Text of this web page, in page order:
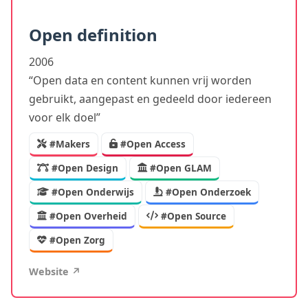
Open definition
2006
“Open data en content kunnen vrij worden
gebruikt, aangepast en gedeeld door iedereen
voor elk doel”
#Makers
#Open Access
#Open Design
#Open GLAM
#Open Onderwijs
#Open Onderzoek
#Open Overheid
#Open Source
#Open Zorg
Website ↗